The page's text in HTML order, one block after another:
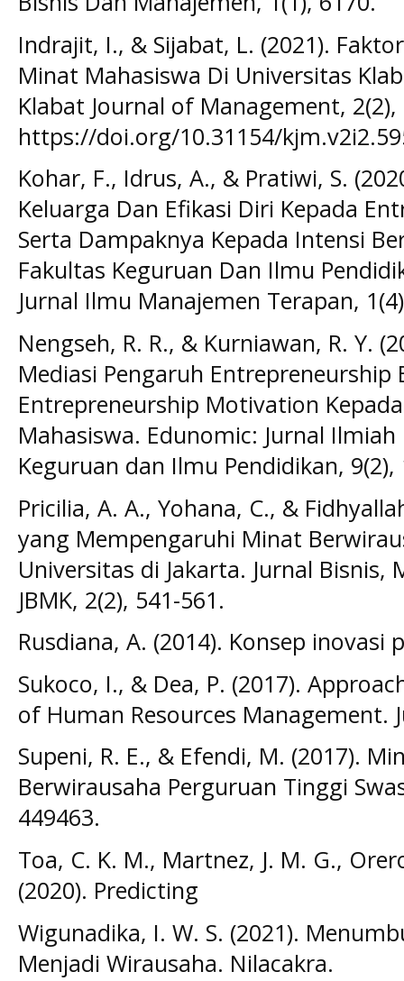
Indrajit, I., & Sijabat, L. (2021).
Minat Mahasiswa Di Universitas
Klabat Journal of Management, 2(2),
https://doi.org/10.31154/
Kohar, F., Idrus, A., & Pratiwi, S.
Keluarga Dan Efikasi Diri Kepada
Serta Dampaknya Kepada Intensi
Fakultas Keguruan Dan Ilmu
Jurnal Ilmu Manajemen Terapan,
Nengseh, R. R., & Kurniawan, R. Y.
Mediasi Pengaruh Entrepreneurship
Entrepreneurship Motivation
Mahasiswa. Edunomic: Jurnal
Keguruan dan Ilmu Pendidikan, 9(2),
Pricilia, A. A., Yohana, C., &
yang Mempengaruhi Minat
Universitas di Jakarta. Jurnal Bisnis,
JBMK, 2(2), 541-561.
Rusdiana, A. (2014). Konsep inovasi
Sukoco, I., & Dea, P. (2017).
of Human Resources Management.
Supeni, R. E., & Efendi, M. (2017).
Berwirausaha Perguruan Tinggi
449463.
Toa, C. K. M., Martnez, J. M. G.,
(2020). Predicting
Wigunadika, I. W. S. (2021).
Menjadi Wirausaha. Nilacakra.